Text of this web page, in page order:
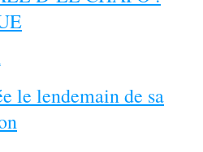
le lendemain de sa